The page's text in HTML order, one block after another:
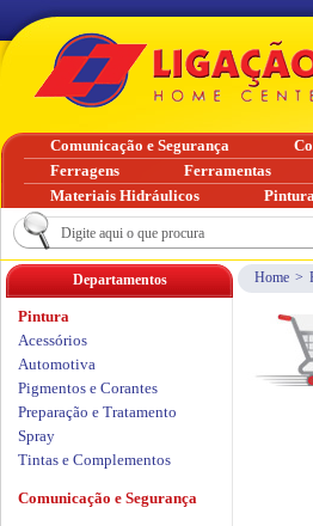
Home >
Departamentos
Pintura
Acessórios
Automotiva
Pigmentos e Corantes
Preparação e Tratamento
Spray
Tintas e Complementos
Comunicação e Segurança
Comunicação e Segurança
Ferragens
Ferramentas
Materiais Hidráulicos